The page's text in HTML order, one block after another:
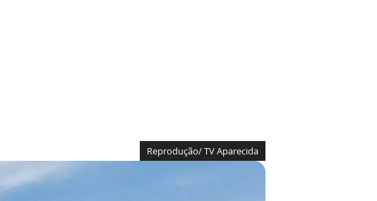
Reprodução/ TV Aparecida